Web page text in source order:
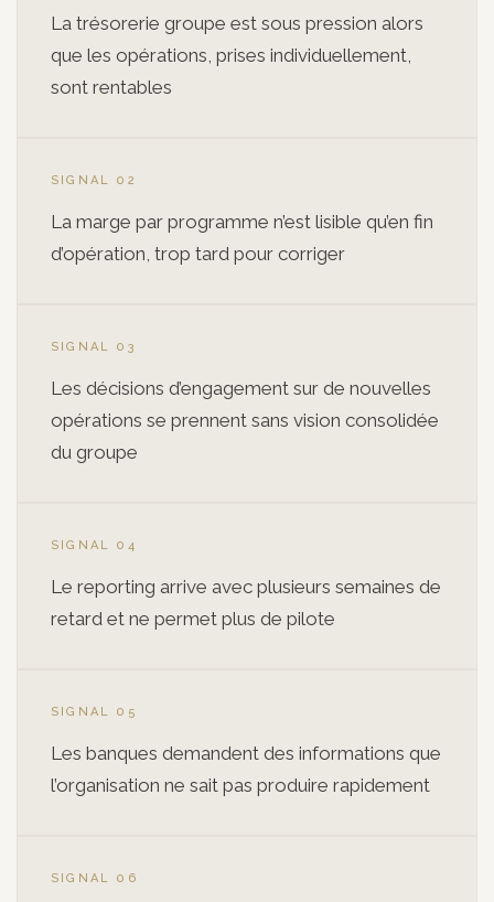
La trésorerie groupe est sous pression alors
que les opérations, prises individuellement,
sont rentables
SIGNAL 02
La marge par programme n’est lisible qu’en fin
d’opération, trop tard pour corriger
SIGNAL 03
Les décisions d’engagement sur de nouvelles
opérations se prennent sans vision consolidée
du groupe
SIGNAL 04
Le reporting arrive avec plusieurs semaines de
retard et ne permet plus de pilote
SIGNAL 05
Les banques demandent des informations que
l’organisation ne sait pas produire rapidement
SIGNAL 06